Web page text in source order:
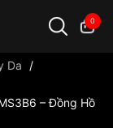
0
...
Da
/
– Đồng Hồ